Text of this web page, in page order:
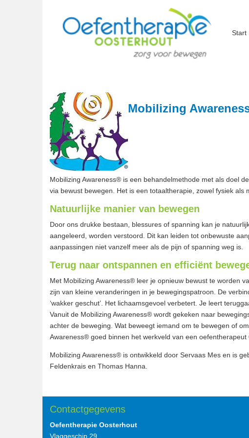
Start
Mobilizing
Mobilizing Awareness® is een behandelmethode met als doel
via bewust bewegen. Het is een totaaltherapie, zowel fysiek als
Natuurlijke manier van bewegen
Door ons drukke bestaan, blessures of spanning kan je
aangeleerd, worden verstoord. Dit kan leiden tot onbewuste
aanpassingen niet vanzelf meer als de pijn of spanning weg is.
Terug naar ontspannen en efficiënt
Met Mobilizing Awareness® leer je opnieuw bewust te worden
zijn van kleine veranderingen in je bewegingspatroon. De
‘wakker geschut’. Het lichaamsgevoel verbetert. Je leert
Vanuit de Mobilizing Awareness® wordt gekeken naar
achter de beweging. Wat beweegt iemand om te bewegen of
Awareness® goed binnen het werkveld van een oefentherapeut
Mobilizing Awareness® is ontwikkeld door Servaas Mes en is
Feldenkrais en Thomas Hanna.
Contactgegevens
Oefentherapie Oosterhout
Vlaggeschip 29